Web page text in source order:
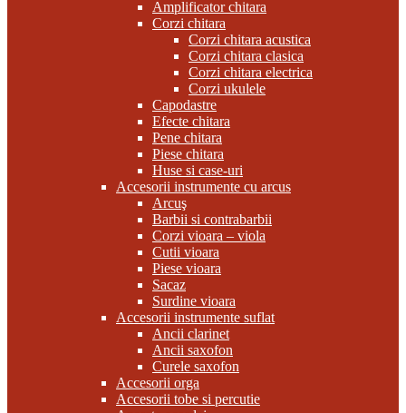
Amplificator chitara
Corzi chitara
Corzi chitara acustica
Corzi chitara clasica
Corzi chitara electrica
Corzi ukulele
Capodastre
Efecte chitara
Pene chitara
Piese chitara
Huse si case-uri
Accesorii instrumente cu arcus
Arcuş
Barbii si contrabarbii
Corzi vioara – viola
Cutii vioara
Piese vioara
Sacaz
Surdine vioara
Accesorii instrumente suflat
Ancii clarinet
Ancii saxofon
Curele saxofon
Accesorii orga
Accesorii tobe si percutie